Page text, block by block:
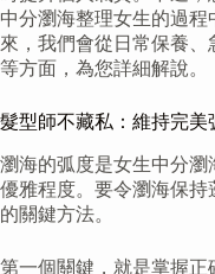
中分瀏海整理女生的過
來，我們會從日常保養
等方面，為您詳細解說。
髮型師不藏私：維持完美
瀏海的弧度是女生中分
優雅程度。要令瀏海保
的關鍵方法。
第一個關鍵，就是掌握